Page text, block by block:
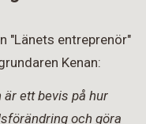
"Länets entreprenör"
Kenan:
ett bevis på hur
och göra